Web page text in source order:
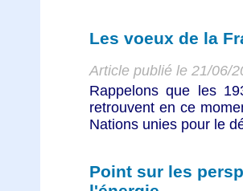
Les voeux de la
Article publié le 21/06/
Rappelons que les
retrouvent en ce
Nations unies pour le
Point sur les